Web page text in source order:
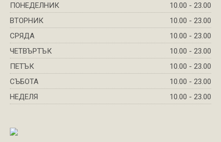
ПОНЕДЕЛНИК
10.00 - 23.00
ВТОРНИК
10.00 - 23.00
СРЯДА
10.00 - 23.00
ЧЕТВЪРТЪК
10.00 - 23.00
ПЕТЪК
10.00 - 23.00
СЪБОТА
10.00 - 23.00
НЕДЕЛЯ
10.00 - 23.00